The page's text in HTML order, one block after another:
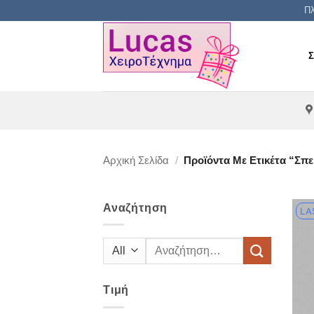
Αρχική Σελίδα / Προϊόντα Με Ετικέτα
Αναζήτηση
Αναζήτηση
Τιμή